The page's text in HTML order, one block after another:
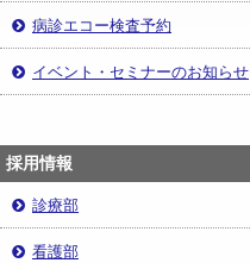
病診エコー検査予約
イベント・セミナーのお知らせ
採用情報
診療部
看護部